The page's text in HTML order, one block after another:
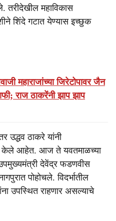
तरीदेखील महाविकास
शिंदे गटात येण्यास इच्छुक
महाराजांच्या जिरेटोपावर जैन
राज ठाकरेंनी झाप झाप
उद्धव ठाकरे यांनी
केले आहेत. आज ते यवतमाळच्या
देवेंद्र फडणवीस
पोहोचले. विदर्भातील
उपस्थित राहणार असल्याचे